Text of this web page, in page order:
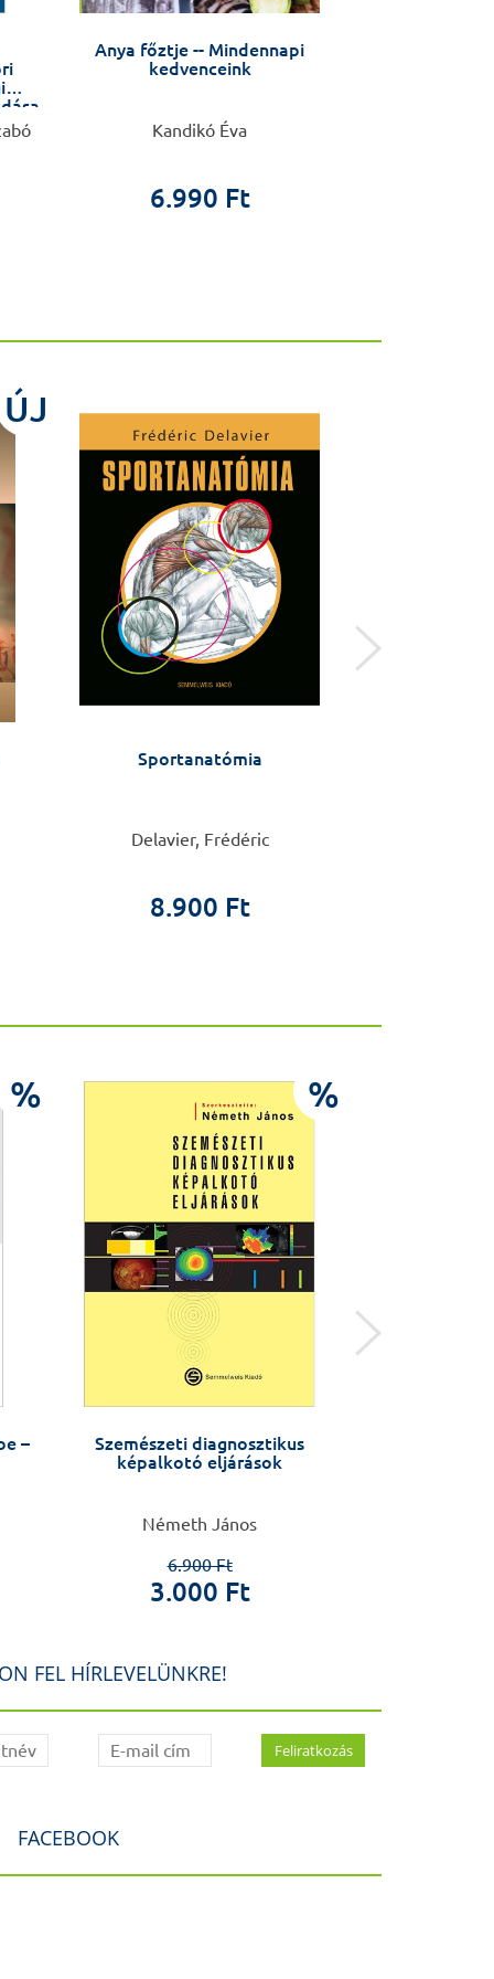
Anya főztje -- Mindennapi
kedvenceink
Kandikó Éva
6.990 Ft
ÚJ
Sportanatómia
Delavier, Frédéric
8.900 Ft
%
–
%
Szemészeti diagnosztikus
képalkotó eljárások
Németh János
6.900 Ft
3.000 Ft
FEL HÍRLEVELÜNKRE!
FACEBOOK